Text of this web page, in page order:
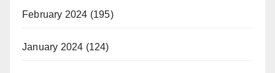
February 2024 (195)
January 2024 (124)